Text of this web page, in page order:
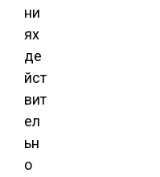
ни
ях
де
йст
вит
ел
ьн
о